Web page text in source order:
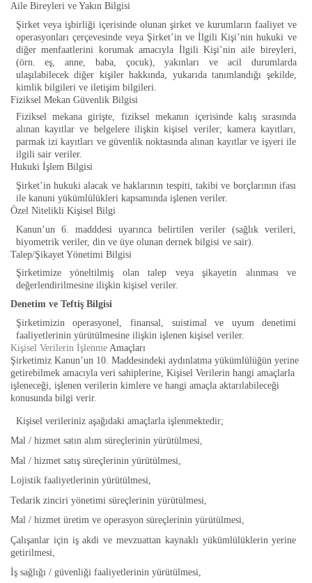
Aile Bireyleri ve Yakın Bilgisi
Şirket veya işbirliği içerisinde olunan şirket ve kurumların faaliyet ve
operasyonları çerçevesinde veya Şirket’in ve İlgili Kişi’nin hukuki ve
diğer menfaatlerini korumak amacıyla İlgili Kişi’nin aile bireyleri,
(örn. eş, anne, baba, çocuk), yakınları ve acil durumlarda
ulaşılabilecek diğer kişiler hakkında, yukarıda tanımlandığı şekilde,
kimlik bilgileri ve iletişim bilgileri.
Fiziksel Mekan Güvenlik Bilgisi
Fiziksel mekana girişte, fiziksel mekanın içerisinde kalış sırasında
alınan kayıtlar ve belgelere ilişkin kişisel veriler; kamera kayıtları,
parmak izi kayıtları ve güvenlik noktasında alınan kayıtlar ve işyeri ile
ilgili sair veriler.
Hukuki İşlem Bilgisi
Şirket’in hukuki alacak ve haklarının tespiti, takibi ve borçlarının ifası
ile kanuni yükümlülükleri kapsamında işlenen veriler.
Özel Nitelikli Kişisel Bilgi
Kanun’un 6. madddesi uyarınca belirtilen veriler (sağlık verileri,
biyometrik veriler, din ve üye olunan dernek bilgisi ve sair).
Talep/Şikayet Yönetimi Bilgisi
Şirketimize yöneltilmiş olan talep veya şikayetin alınması ve
değerlendirilmesine ilişkin kişisel veriler.
Denetim ve Teftiş Bilgisi
Şirketimizin operasyonel, finansal, suistimal ve uyum denetimi
faaliyetlerinin yürütülmesine ilişkin işlenen kişisel veriler.
Kişisel Verilerin İşlenme Amaçları
Şirketimiz Kanun’un 10. Maddesindeki aydınlatma yükümlülüğün yerine
getirebilmek amacıyla veri sahiplerine, Kişisel Verilerin hangi amaçlarla
işleneceği, işlenen verilerin kimlere ve hangi amaçla aktarılabileceği
konusunda bilgi verir.
Kişisel verileriniz aşağıdaki amaçlarla işlenmektedir;
Mal / hizmet satın alım süreçlerinin yürütülmesi,
Mal / hizmet satış süreçlerinin yürütülmesi,
Lojistik faaliyetlerinin yürütülmesi,
Tedarik zinciri yönetimi süreçlerinin yürütülmesi,
Mal / hizmet üretim ve operasyon süreçlerinin yürütülmesi,
Çalışanlar için iş akdi ve mevzuattan kaynaklı yükümlülüklerin yerine
getirilmesi,
İş sağlığı / güvenliği faaliyetlerinin yürütülmesi,